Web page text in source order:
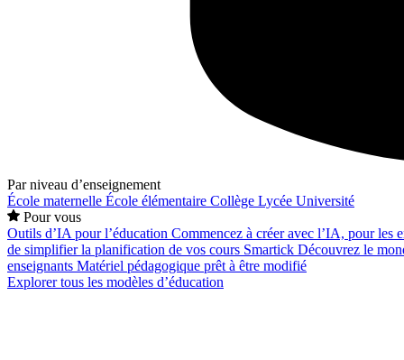
Par niveau d’enseignement
École maternelle École élémentaire Collège Lycée Université
Pour vous
Outils d’IA pour l’éducation Commencez à créer avec l’IA, pour les
de simplifier la planification de vos cours Smartick Découvrez le
enseignants Matériel pédagogique prêt à être modifié
Explorer tous les modèles d’éducation